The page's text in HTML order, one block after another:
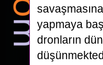
yapmaya
dronların